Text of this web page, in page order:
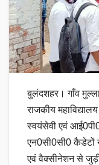
बुलंदशहर। गाँव
राजकीय
स्वयंसेवी एवं
एन0सी0सी0 कैडेटों
एवं वैक्सीनेशन से